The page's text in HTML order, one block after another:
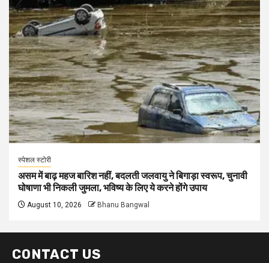
स्पेशल स्टोरी
असम में बाढ़ महज बारिश नहीं, बदलती जलवायु ने बिगाड़ा स्वरूप, चुनावी
घोषाणा भी निकली जुमला, भविष्य के लिए ये करने होंगे उपाय
August 10, 2026 Bhanu Bangwal
CONTACT US